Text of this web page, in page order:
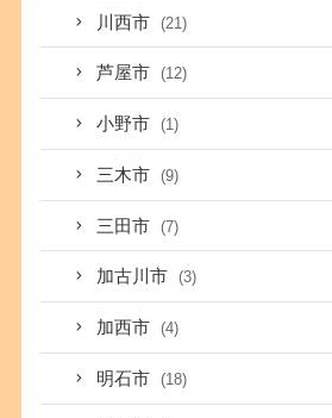
川西市 (21)
芦屋市 (12)
小野市 (1)
三木市 (9)
三田市 (7)
加古川市 (3)
加西市 (4)
明石市 (18)